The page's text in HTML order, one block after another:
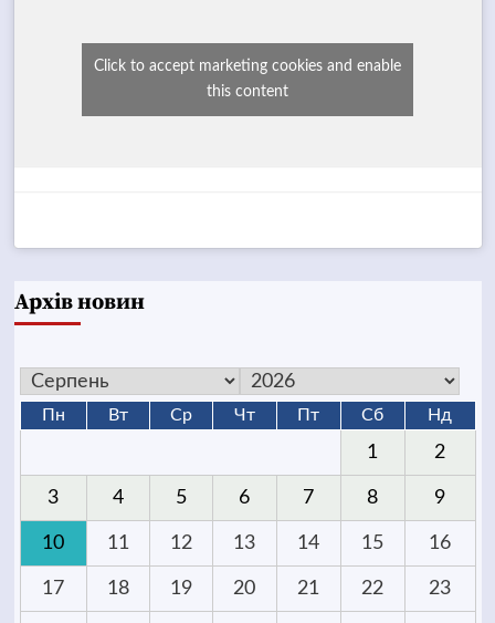
Click to accept marketing cookies and enable
this content
Архів новин
Пн Вт Ср Чт Пт Сб Нд
1 2
3 4 5 6 7 8 9
10 11 12 13 14 15 16
17 18 19 20 21 22 23